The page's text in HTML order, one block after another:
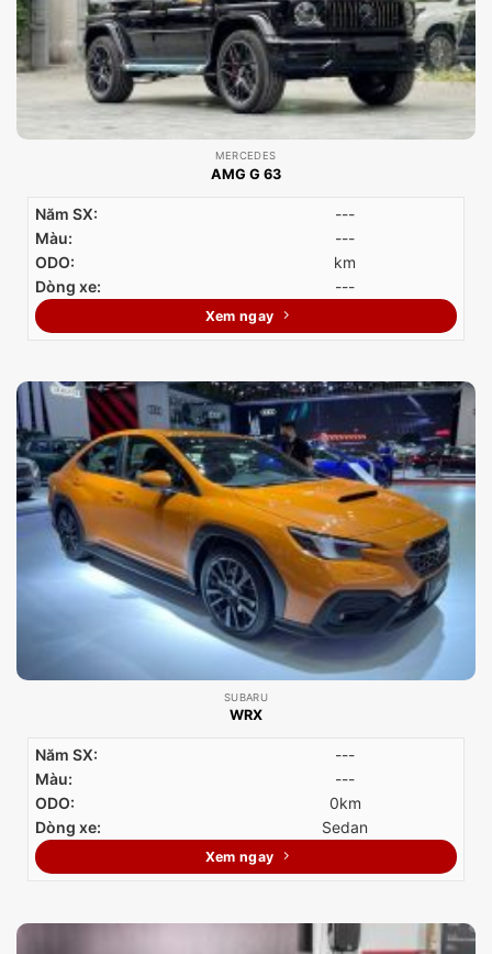
MERCEDES
AMG G 63
Năm SX:
---
Màu:
---
ODO:
km
Dòng xe:
---
Xem ngay
SUBARU
WRX
Năm SX:
---
Màu:
---
ODO:
0km
Dòng xe:
Sedan
Xem ngay